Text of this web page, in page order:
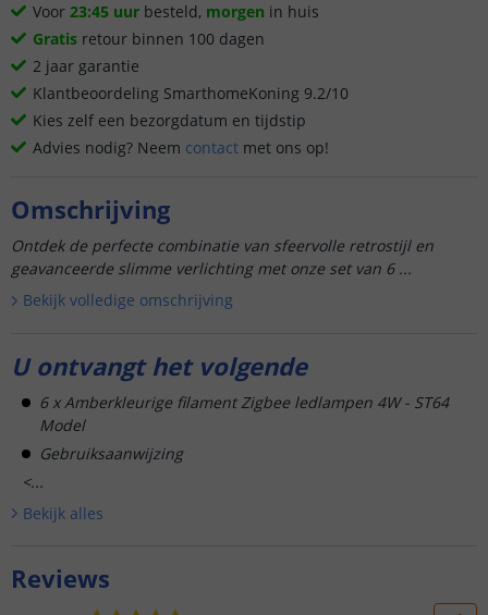
Voor 23:45 uur besteld, morgen in huis
Gratis retour binnen 100 dagen
2 jaar garantie
Klantbeoordeling SmarthomeKoning 9.2/10
Kies zelf een bezorgdatum en tijdstip
Advies nodig? Neem contact met ons op!
Omschrijving
Ontdek de perfecte combinatie van sfeervolle retrostijl en
geavanceerde slimme verlichting met onze set van 6 ...
Bekijk volledige omschrijving
U ontvangt het volgende
6 x Amberkleurige filament Zigbee ledlampen 4W - ST64
Model
Gebruiksaanwijzing
<...
Bekijk alles
Reviews